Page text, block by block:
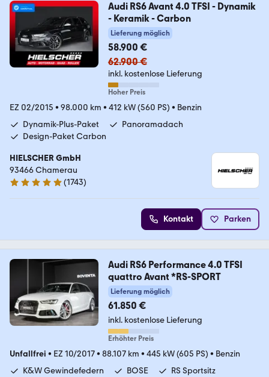
Audi RS6 Avant 4.0 TFSI - Dynamik
- Keramik - Carbon
Lieferung möglich
58.900 €
62.900 €
inkl. kostenlose Lieferung
Hoher Preis
EZ 02/2015 • 98.000 km • 412 kW (560 PS) • Benzin
Dynamik-Plus-Paket
Panoramadach
Design-Paket Carbon
HIELSCHER GmbH
93466 Chamerau
4.9 Sterne
(1743)
Kontakt Parken
Audi RS6 Performance 4.0 TFSI
quattro Avant *RS-SPORT
Lieferung möglich
61.850 €
inkl. kostenlose Lieferung
Erhöhter Preis
Unfallfrei • EZ 10/2017• 88.107 km • 445 kW (605 PS) • Benzin
K&W Gewindefedern
BOSE RS Sportsitz